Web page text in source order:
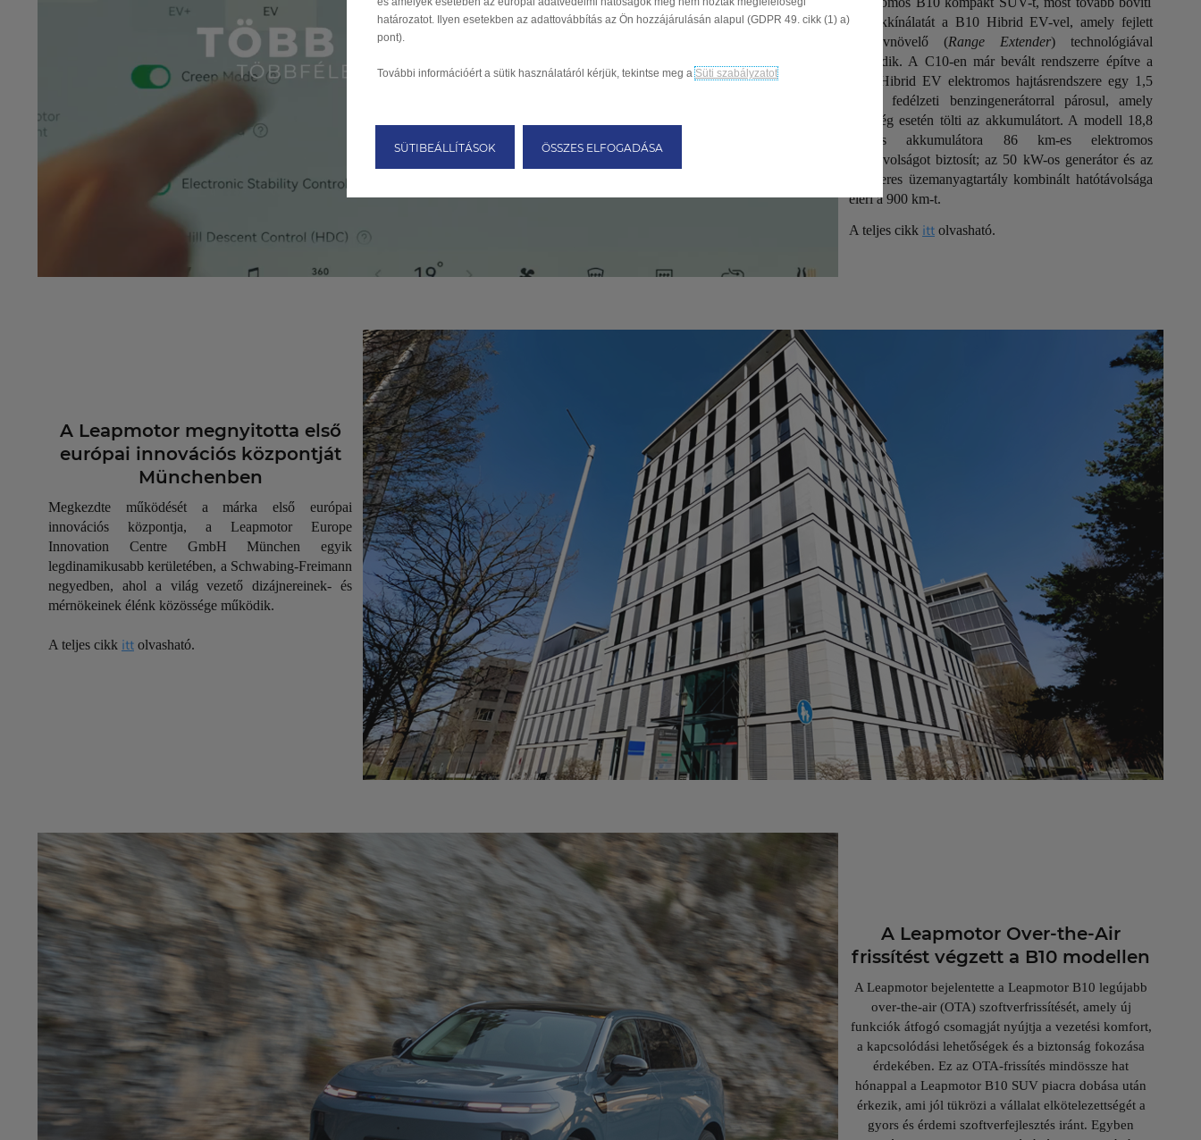
termékkínálatát a B10 Hibrid EV-vel, amely fejlett
hatótávnövelő (Range Extender) technológiával
működik. A C10-en már bevált rendszerre építve a
Hibrid EV elektromos hajtásrendszere egy 1,5
literes fedélzeti benzingenerátorral párosul, amely
szükség esetén tölti az akkumulátort. A modell 18,8
kWh-s akkumulátora 86 km-es elektromos
hatótávolságot biztosít; az 50 kW-os generátor és az
50 literes üzemanyagtartály kombinált hatótávolsága
eléri a 900 km-t.
A teljes cikk itt olvasható.
A Leapmotor megnyitotta első
európai innovációs központját
Münchenben
Megkezdte működését a márka első európai
innovációs központja, a Leapmotor Europe
Innovation Centre GmbH München egyik
legdinamikusabb kerületében, a Schwabing-Freimann
negyedben, ahol a világ vezető dizájnereinek- és
mérnökeinek élénk közössége működik.
A teljes cikk itt olvasható.
A Leapmotor Over-the-Air
frissítést végzett a B10 modellen
A Leapmotor bejelentette a Leapmotor B10 legújabb
over-the-air (OTA) szoftverfrissítését, amely új
funkciók átfogó csomagját nyújtja a vezetési komfort,
a kapcsolódási lehetőségek és a biztonság fokozása
érdekében. Ez az OTA-frissítés mindössze hat
hónappal a Leapmotor B10 SUV piacra dobása után
érkezik, ami jól tükrözi a vállalat elkötelezettségét a
gyors és érdemi szoftverfejlesztés iránt. Egyben
határozatot. Ilyen esetekben az adattovábbítás az Ön hozzájárulásán alapul (GDPR 49. cikk (1) a)
pont).
További információért a sütik használatáról kérjük, tekintse meg aSüti szabályzatot
SÜTIBEÁLLÍTÁSOK ÖSSZES ELFOGADÁSA